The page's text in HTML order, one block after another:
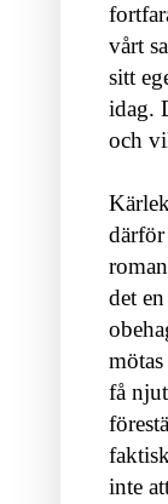
vårt
sitt
idag.
och
därför
det
få
inte